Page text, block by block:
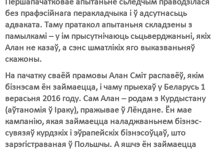
Першапачатковае апытаньне сьледчым праводзілася
без прафэсійнага перакладчыка і ў адсутнасьць
адваката. Таму пратакол апытаньня складзены з
памылкамі – у ім прысутнічаюць сьцьверджаньні, якіх
Алан не казаў, а сэнс шматлікіх яго выказваньняў
скажоны.
На пачатку сваёй прамовы Алан Сміт распавёў, якім
бізнэсам ён займаецца, і чаму прыехаў у Беларусь 1
верасьня 2016 году. Сам Алан – родам з Курдыстану
(аўтаномія ў Іраку), пражывае ў Лёндане. Ён мае
кампанію, якая займаецца наладжваньнем бізнэс-
сувязяў курдзкіх і эўрапейскіх бізнэсоўцаў, што
зарэгістраваная ў Польшчы. А яшчэ ён займаецца
Экалёгія
Правы працоўных
Сацыяльныя правы